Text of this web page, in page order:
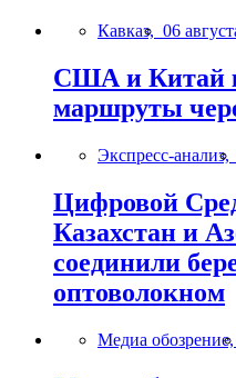
Кавказ, 06
США и Китай
маршруты
Экспресс-анализ,
Цифровой
Казахстан и
соединили
оптоволокном
Медиа обозрение,